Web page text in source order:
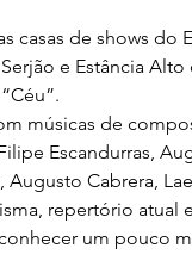
casas de shows do
e Estância
músicas de
Escandurras,
Cabrera,
repertório atual
um pouco